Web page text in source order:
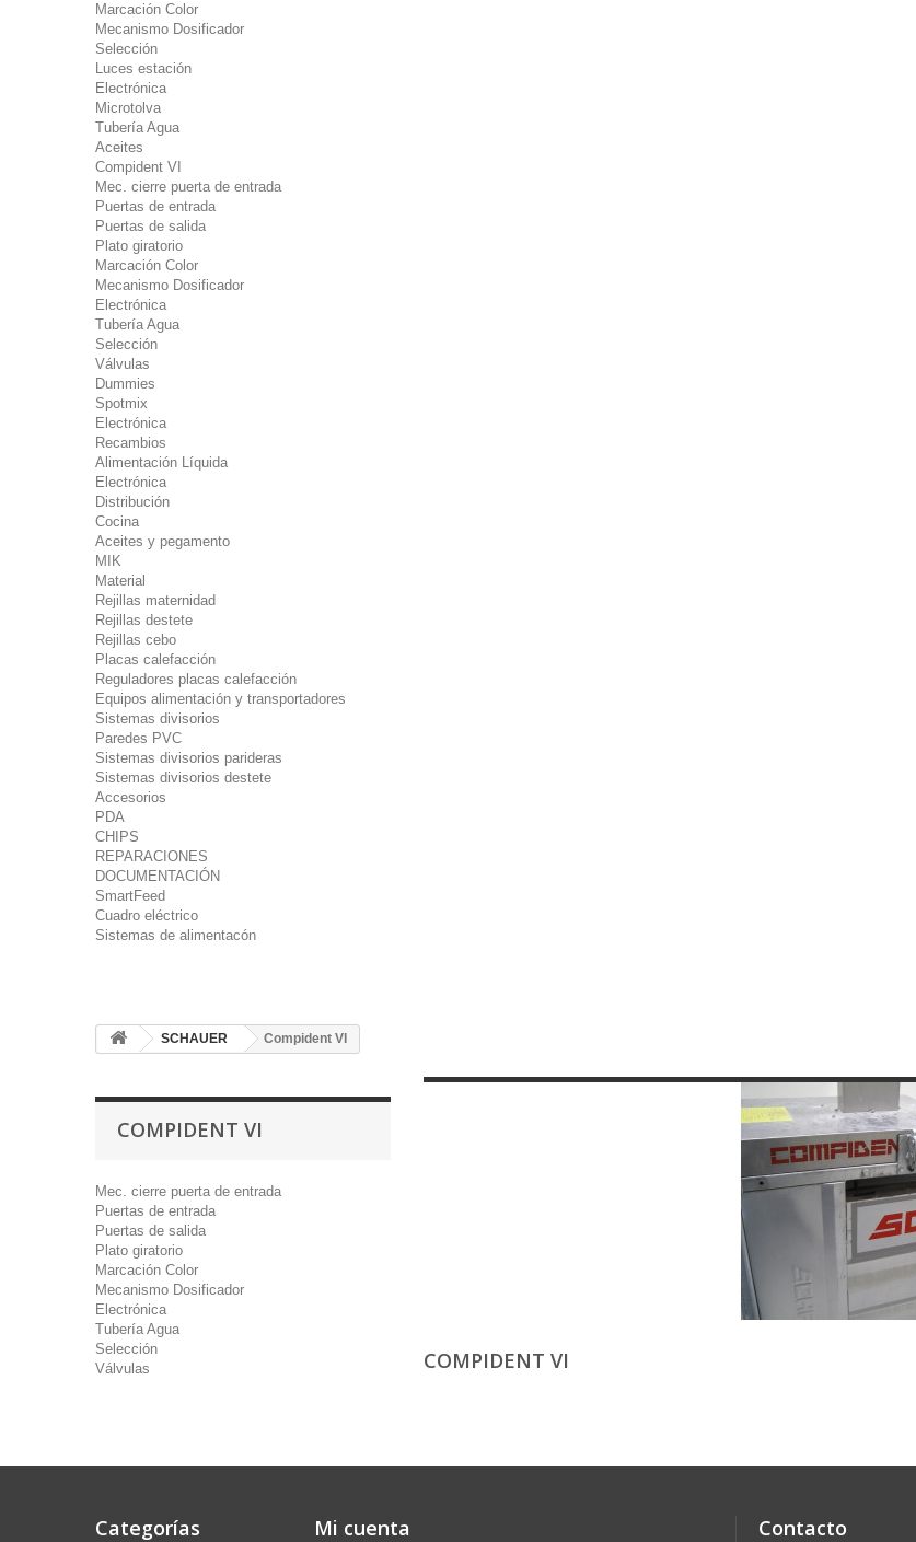
Marcación Color
Mecanismo Dosificador
Selección
Luces estación
Electrónica
Microtolva
Tubería Agua
Aceites
Compident VI
Mec. cierre puerta de entrada
Puertas de entrada
Puertas de salida
Plato giratorio
Marcación Color
Mecanismo Dosificador
Electrónica
Tubería Agua
Selección
Válvulas
Dummies
Spotmix
Electrónica
Recambios
Alimentación Líquida
Electrónica
Distribución
Cocina
Aceites y pegamento
MIK
Material
Rejillas maternidad
Rejillas destete
Rejillas cebo
Placas calefacción
Reguladores placas calefacción
Equipos alimentación y transportadores
Sistemas divisorios
Paredes PVC
Sistemas divisorios parideras
Sistemas divisorios destete
Accesorios
PDA
CHIPS
REPARACIONES
DOCUMENTACIÓN
SmartFeed
Cuadro eléctrico
Sistemas de alimentacón
SCHAUER Compident VI
COMPIDENT VI
Mec. cierre puerta de entrada
Puertas de entrada
Puertas de salida
Plato giratorio
Marcación Color
Mecanismo Dosificador
Electrónica
Tubería Agua
Selección
Válvulas
COMPIDENT VI
Categorías Mi cuenta Contacto